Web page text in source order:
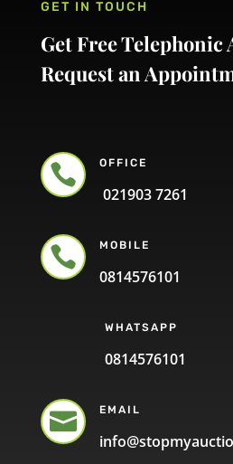
GET IN TOUCH
Get Free Telephonic
Request an
 OFFICE
021903 7261
 MOBILE
0814576101
WHATSAPP
0814576101
 EMAIL